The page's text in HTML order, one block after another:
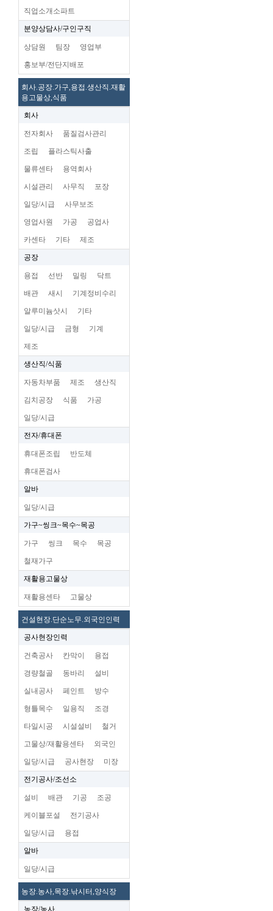
직업소개소파트
분양상담사/구인구직
상담원 팀장 영업부
홍보부/전단지배포
회사.공장.가구,용접.생산직.재활
용고물상,식품
회사
전자회사 품질검사관리
조립 플라스틱사출
물류센타 용역회사
시설관리 사무직 포장
일당/시급 사무보조
영업사원 가공 공업사
카센타 기타 제조
공장
용접 선반 밀링 닥트
배관 새시 기계정비수리
알루미늄삿시 기타
일당/시급 금형 기계
제조
생산직/식품
자동차부품 제조 생산직
김치공장 식품 가공
일당/시급
전자/휴대폰
휴대폰조립 반도체
휴대폰검사
알바
일당/시급
가구~씽크~목수~목공
가구 씽크 목수 목공
철재가구
재활용고물상
재활용센타 고물상
건설현장.단순노무.외국인인력
공사현장인력
건축공사 칸막이 용접
경량철골 동바리 설비
실내공사 페인트 방수
형틀목수 일용직 조경
타일시공 시설설비 철거
고물상/재활용센타 외국인
일당/시급 공사현장 미장
전기공사/조선소
설비 배관 기공 조공
케이블포설 전기공사
일당/시급 용접
알바
일당/시급
농장.농사,목장.낚시터,양식장
농장/농사